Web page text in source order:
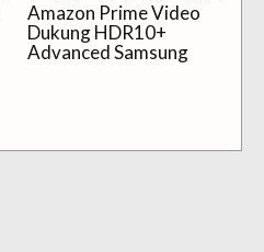
Amazon Prime Video
Dukung HDR10+
Advanced Samsung